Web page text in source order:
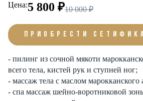
Цена:5 800 ₽10 000 ₽
ПРИОБРЕСТИ
- пилинг из сочной мякоти
всего тела, кистей рук и ступней ног;
- массаж тела с маслом марокканского
- спа массаж шейно-воротниковой